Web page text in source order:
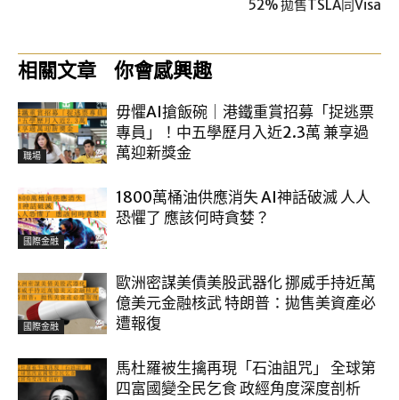
52% 拋售TSLA同Visa
相關文章 你會感興趣
職場
毋懼AI搶飯碗｜港鐵重賞招募「捉逃票
專員」！中五學歷月入近2.3萬 兼享過
萬迎新獎金
國際金融
1800萬桶油供應消失 AI神話破滅 人人
恐懼了 應該何時貪婪？
國際金融
歐洲密謀美債美股武器化 挪威手持近萬
億美元金融核武 特朗普：拋售美資產必
遭報復
馬杜羅被生擒再現「石油詛咒」 全球第
四富國變全民乞食 政經角度深度剖析